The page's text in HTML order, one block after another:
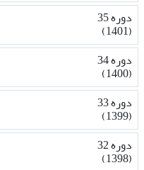
دوره 35
(1401)
دوره 34
(1400)
دوره 33
(1399)
دوره 32
(1398)